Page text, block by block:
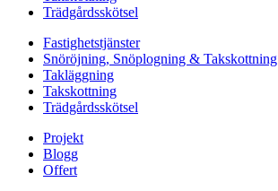
Trädgårdsskötsel
Fastighetstjänster
Snöröjning, Snöplogning & Takskottning
Takläggning
Takskottning
Trädgårdsskötsel
Projekt
Blogg
Offert